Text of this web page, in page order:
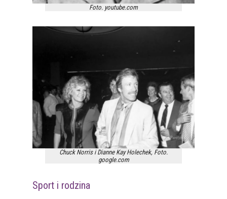
Foto. youtube.com
Chuck Norris i Dianne Kay Holechek, Foto.
google.com
Sport i rodzina